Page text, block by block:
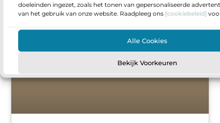
doeleinden ingezet, zoals het tonen van gepersonaliseerde
van het gebruik van onze website. Raadpleeg ons [cookiebeleid]
Alle Cookies
Bekijk Voorkeuren